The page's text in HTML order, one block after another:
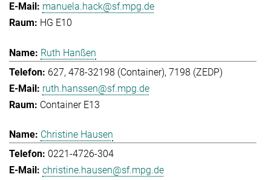
manuela.hack@sf.mpg.de
HG E10
Ruth Hanßen
627, 478-32198 (Container), 7198 (ZEDP)
ruth.hanssen@sf.mpg.de
Container E13
Christine Hausen
0221-4726-304
christine.hausen@sf.mpg.de